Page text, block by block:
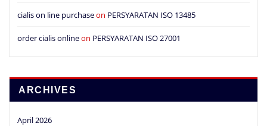
cialis on line purchaseon PERSYARATAN ISO 13485
order cialis onlineon PERSYARATAN ISO 27001
ARCHIVES
April 2026